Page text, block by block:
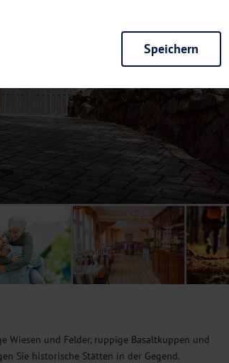
Wiesen und Felder, ruppige Basaltkuppen und
Sie historische Stätten in der Gegend.
notwendig und ermöglichen beispielsweise
Besuch unserer Seite schneller zur Verfügung zu
erfassen wir anonymisierte Daten für
und den Effekt bestimmter Seiten unseres
Google und Facebook. Durch diese Dienste
kommen. Weitere Hinweise zu der Verarbeitung
in den Cookie-Einstellungen
widerrufen.
Inhalte, passend zu Ihren Interessen anzuzeigen.
Speichern